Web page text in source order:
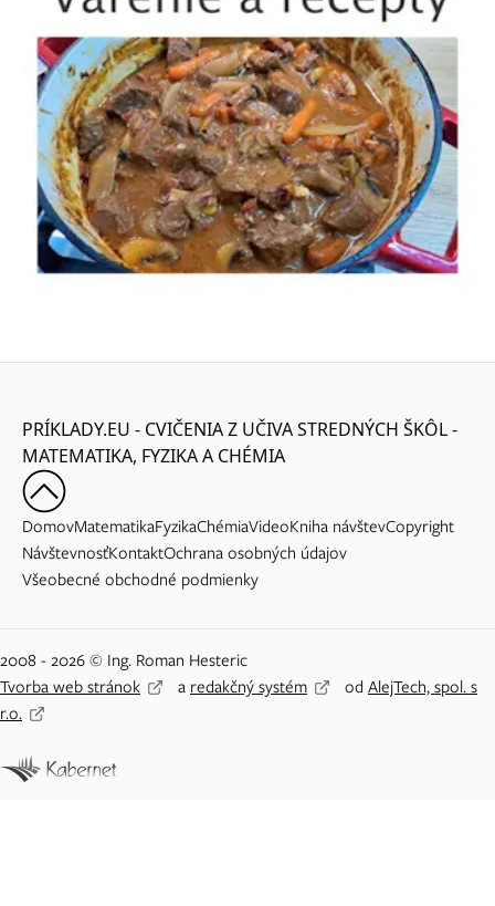
PRÍKLADY.EU - CVIČENIA Z UČIVA STREDNÝCH ŠKÔL -
MATEMATIKA, FYZIKA A CHÉMIA
DomovMatematikaFyzikaChémiaVideoKniha návštevCopyright
NávštevnosťKontaktOchrana osobných údajov
Všeobecné obchodné podmienky
2008 - 2026 © Ing. Roman Hesteric
Tvorba web stránok
a redakčný systém od AlejTech, spol. s
r.o.